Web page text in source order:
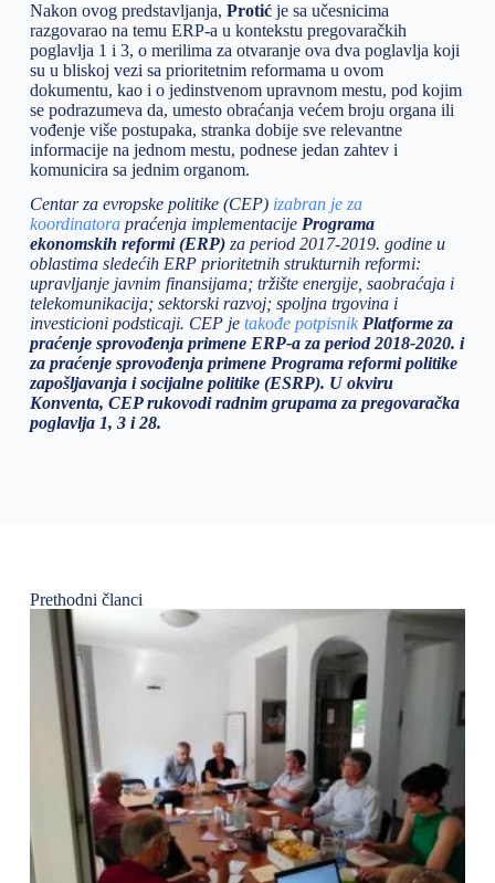
Nakon ovog predstavljanja, Protić je sa učesnicima
razgovarao na temu ERP-a u kontekstu pregovaračkih
poglavlja 1 i 3, o merilima za otvaranje ova dva poglavlja koji
su u bliskoj vezi sa prioritetnim reformama u ovom
dokumentu, kao i o jedinstvenom upravnom mestu, pod kojim
se podrazumeva da, umesto obraćanja većem broju organa ili
vođenje više postupaka, stranka dobije sve relevantne
informacije na jednom mestu, podnese jedan zahtev i
komunicira sa jednim organom.
Centar za evropske politike (CEP) izabran je za
koordinatorapraćenja implementacije Programa
ekonomskih reformi (ERP) za period 2017-2019. godine u
oblastima sledećih ERP prioritetnih strukturnih reformi:
upravljanje javnim finansijama; tržište energije, saobraćaja i
telekomunikacija; sektorski razvoj; spoljna trgovina i
investicioni podsticaji. CEP je takođe potpisnik Platforme za
praćenje sprovođenja primene ERP-a za period 2018-2020. i
za praćenje sprovođenja primene Programa reformi politike
zapošljavanja i socijalne politike (ESRP). U okviru
Konventa, CEP rukovodi radnim grupama za pregovaračka
poglavlja 1, 3 i 28.
Prethodni članci